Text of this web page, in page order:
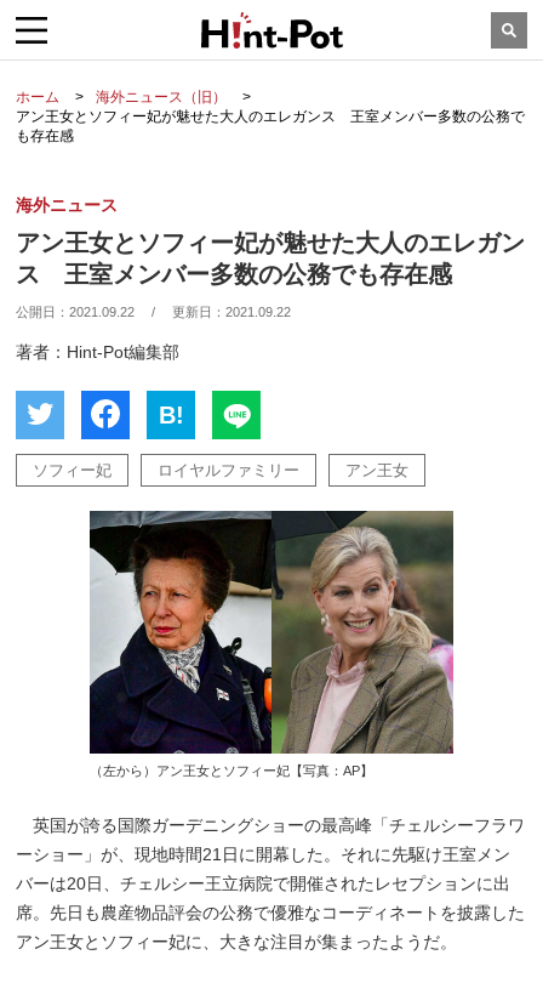
ホーム
海外ニュース（旧）
アン王女とソフィー妃が魅せた大人のエレガンス 王室メンバー多数の公務で
も存在感
海外ニュース
アン王女とソフィー妃が魅せた大人のエレガン
ス 王室メンバー多数の公務でも存在感
公開日：2021.09.22 / 更新日：2021.09.22
著者：Hint-Pot編集部
B!
ソフィー妃 ロイヤルファミリー アン王女
（左から）アン王女とソフィー妃【写真：AP】
英国が誇る国際ガーデニングショーの最高峰「チェルシーフラワ
ーショー」が、現地時間21日に開幕した。それに先駆け王室メン
バーは20日、チェルシー王立病院で開催されたレセプションに出
席。先日も農産物品評会の公務で優雅なコーディネートを披露した
アン王女とソフィー妃に、大きな注目が集まったようだ。